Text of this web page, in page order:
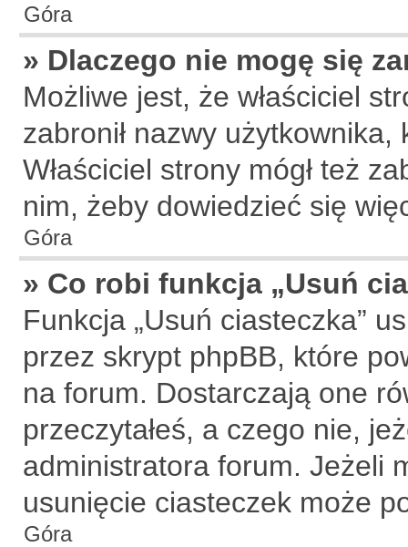
Góra
» Dlaczego nie mogę się
Możliwe jest, że właściciel
zabronił nazwy
Właściciel strony mógł też
nim, żeby dowiedzieć się
Góra
» Co robi funkcja „Usuń
Funkcja „Usuń ciasteczka”
przez skrypt phpBB, które
na forum. Dostarczają one
przeczytałeś, a czego nie,
administratora forum. Jeżeli
usunięcie ciasteczek może
Góra